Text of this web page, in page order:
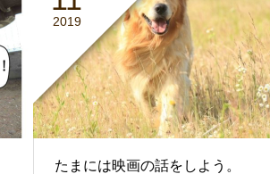
2019
たまには映画の話をしよう。